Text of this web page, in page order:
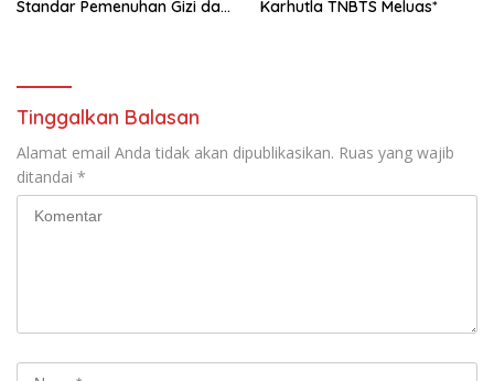
Standar Pemenuhan Gizi dan
Karhutla TNBTS Meluas*
Tinggalkan Balasan
Alamat email Anda tidak akan dipublikasikan. Ruas yang wajib
ditandai *